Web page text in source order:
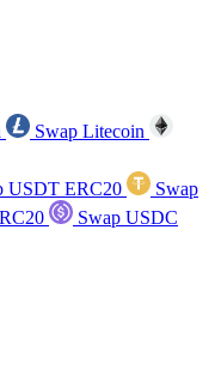
Swap Litecoin
USDT ERC20
Swap
Swap USDC